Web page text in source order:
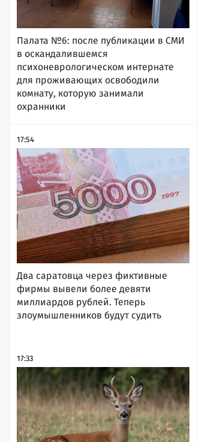
Палата №6: после публикации в СМИ
в оскандалившемся
психоневрологическом интернате
для проживающих освободили
комнату, которую занимали
охранники
17:54
Два саратовца через фиктивные
фирмы вывели более девяти
миллиардов рублей. Теперь
злоумышленников будут судить
17:33